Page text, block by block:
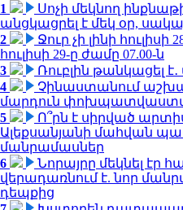
1
Սոչի մեկնող
անցկացրել է մեկ օր,
2
Ջուր չի լինի հուլիսի
հուլիսի 29-ը ժամը 07.00-ն
3
Ռուբլին թանկացել
4
Չինաստանում
մարդուն
5
Ո՞րն է սիրված
Ալեքսանյանի մահվան
մանրամասներ
6
Նորայրը մեկնել էր
վերադառնում է. նոր
դեպքից